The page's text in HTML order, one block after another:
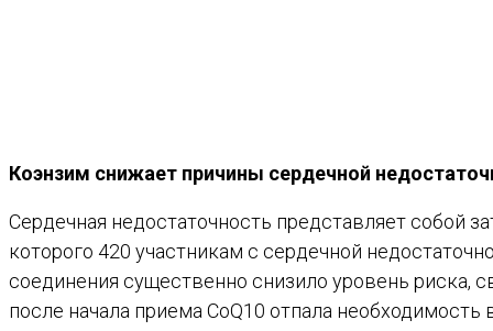
Коэнзим снижает причины сердечной
Сердечная недостаточность представляет собой
которого 420 участникам с сердечной
соединения существенно снизило уровень риска,
после начала приема CoQ10 отпала необходимость